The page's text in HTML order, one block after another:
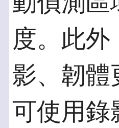
度。此
影、韌體
可使用錄